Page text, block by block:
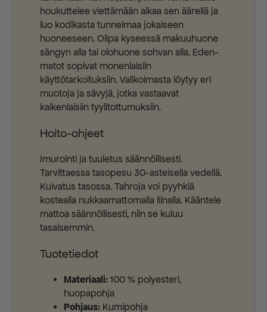
houkuttelee viettämään aikaa sen äärellä ja
luo kodikasta tunnelmaa jokaiseen
huoneeseen. Olipa kyseessä makuuhuone
sängyn alla tai olohuone sohvan alla, Eden-
matot sopivat monenlaisiin
käyttötarkoituksiin. Valikoimasta löytyy eri
muotoja ja sävyjä, jotka vastaavat
kaikenlaisiin tyylitottumuksiin.
Hoito-ohjeet
Imurointi ja tuuletus säännöllisesti.
Tarvittaessa tasopesu 30-asteisella vedellä.
Kuivatus tasossa. Tahroja voi pyyhkiä
kostealla nukkaamattomalla liinalla. Kääntele
mattoa säännöllisesti, niin se kuluu
tasaisemmin.
Tuotetiedot
Materiaali: 100 % polyesteri,
huopapohja
Pohjaus: Kumipohja